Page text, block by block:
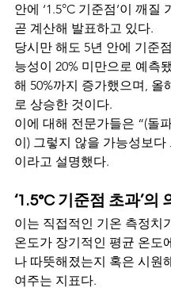
안에 ‘1.5°C 기준점’이 깨질
곧 계산해 발표하고 있다.
당시만 해도 5년 안에 기준
능성이 20% 미만으로 예측
해 50%까지 증가했으며, 올
로 상승한 것이다.
이에 대해 전문가들은 “(돌
이) 그렇지 않을 가능성보다
이라고 설명했다.
‘1.5°C 기준점 초과’의
이는 직접적인 기온 측정치
온도가 장기적인 평균 온도
나 따뜻해졌는지 혹은 시원
여주는 지표다.